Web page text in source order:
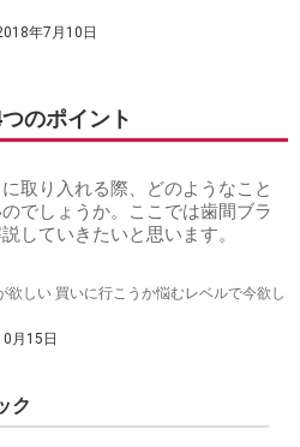
年7月10日
のポイント
取り入れる際、どのようなこと
でしょうか。ここでは歯間ブラ
していきたいと思います。
しい 買いに行こうか悩むレベルで今欲し
月15日
ク